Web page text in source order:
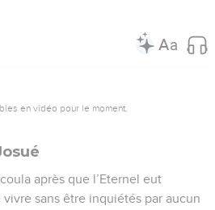
en vidéo pour le moment.
après que l’Eternel eut
sans être inquiétés par aucun